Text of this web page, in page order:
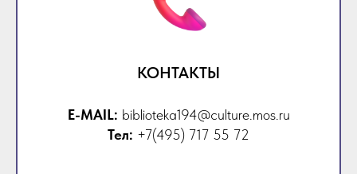
КОНТАКТЫ
E-MAIL: biblioteka194@culture.mos.ru
Тел: +7(495) 717 55 72